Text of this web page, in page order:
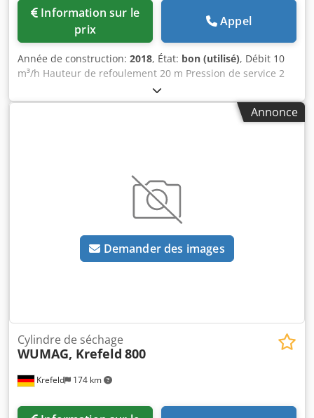
prix
Appel
Année de construction: 2018, État: bon (utilisé), Débit 10
m³/h Hauteur de refoulement 20 m Pression de service 2
bar Tension 230/400 V - 50 Hz Vitesse du moteur 2900
tr/min Type de moteur 90 L Puissance moteur 2,2 kW Poids
35 kg Pompe centrifuge à aspiration normale, Corps etAnnonce
Demander des images
Krefeld 174 km
Cylindre de séchage
WUMAG, Krefeld 800